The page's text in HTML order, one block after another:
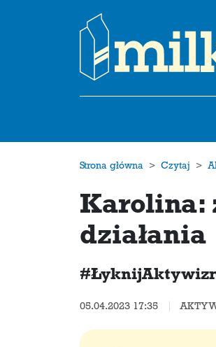
Strona główna Czytaj
Karolina:
działania
05.04.2023 17:35